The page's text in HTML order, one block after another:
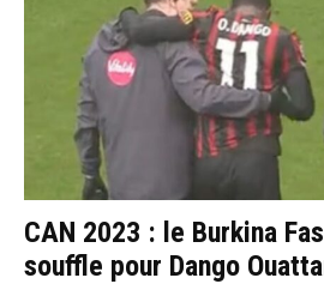
CAN 2023 : le Burkina
souffle pour Dango